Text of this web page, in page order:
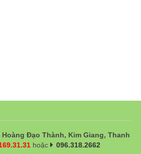
Hoàng Đạo Thành, Kim Giang, Thanh
hoặc
096.318.2662